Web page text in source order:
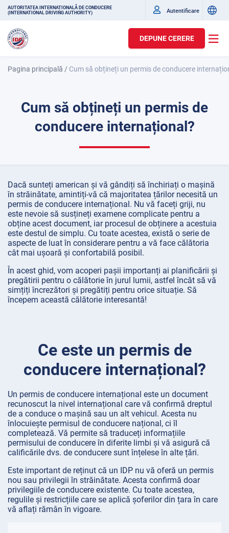
AUTORITATEA INTERNAȚIONALĂ DE CONDUCERE
(INTERNATIONAL DRIVING AUTHORITY)
Autentificare
DEPUNE CERERE
Pagina principală / Cum să obțineți un permis de conducere
Cum să obțineți un permis de
conducere internațional?
Dacă sunteți american și vă gândiți să închiriați o mașină
în străinătate, amintiți-vă că majoritatea țărilor necesită un
permis de conducere internațional. Nu vă faceți griji, nu
este nevoie să susțineți examene complicate pentru a
obține acest document, iar procesul de obținere a acestuia
este destul de simplu. Cu toate acestea, există o serie de
aspecte de luat în considerare pentru a vă face călătoria
cât mai ușoară și confortabilă posibil.
În acest ghid, vom acoperi pașii importanți ai planificării și
pregătirii pentru o călătorie în jurul lumii, astfel încât să vă
simțiți încrezători și pregătiți pentru orice situație. Să
începem această călătorie interesantă!
Ce este un permis de
conducere internațional?
Un permis de conducere internațional este un document
recunoscut la nivel internațional care vă confirmă dreptul
de a conduce o mașină sau un alt vehicul. Acesta nu
înlocuiește permisul de conducere național, ci îl
completează. Vă permite să traduceți informațiile
permisului de conducere în diferite limbi și vă asigură că
calificările dvs. de conducere sunt înțelese în alte țări.
Este important de reținut că un IDP nu vă oferă un permis
nou sau privilegii în străinătate. Acesta confirmă doar
privilegiile de conducere existente. Cu toate acestea,
regulile și restricțiile care se aplică șoferilor din țara în care
vă aflați rămân în vigoare.